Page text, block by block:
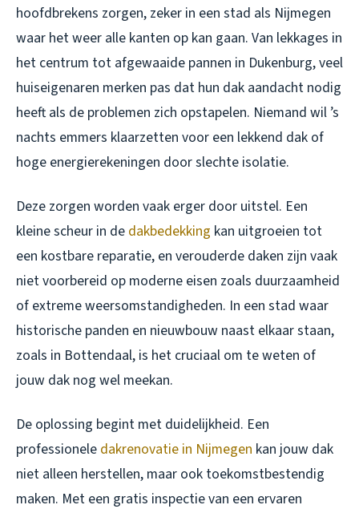
hoofdbrekens zorgen, zeker in een stad als Nijmegen
waar het weer alle kanten op kan gaan. Van lekkages in
het centrum tot afgewaaide pannen in Dukenburg, veel
huiseigenaren merken pas dat hun dak aandacht nodig
heeft als de problemen zich opstapelen. Niemand wil ’s
nachts emmers klaarzetten voor een lekkend dak of
hoge energierekeningen door slechte isolatie.
Deze zorgen worden vaak erger door uitstel. Een
kleine scheur in de dakbedekking kan uitgroeien tot
een kostbare reparatie, en verouderde daken zijn vaak
niet voorbereid op moderne eisen zoals duurzaamheid
of extreme weersomstandigheden. In een stad waar
historische panden en nieuwbouw naast elkaar staan,
zoals in Bottendaal, is het cruciaal om te weten of
jouw dak nog wel meekan.
De oplossing begint met duidelijkheid. Een
professionele dakrenovatie in Nijmegen kan jouw dak
niet alleen herstellen, maar ook toekomstbestendig
maken. Met een gratis inspectie van een ervaren